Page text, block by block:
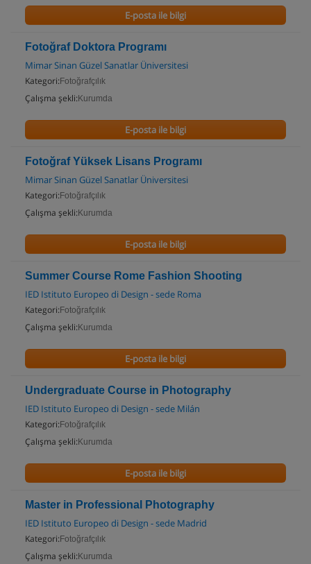
E-posta ile bilgi
Fotoğraf Doktora Programı
Mimar Sinan Güzel Sanatlar Üniversitesi
Kategori: Fotoğrafçılık
Çalışma şekli: Kurumda
E-posta ile bilgi
Fotoğraf Yüksek Lisans Programı
Mimar Sinan Güzel Sanatlar Üniversitesi
Kategori: Fotoğrafçılık
Çalışma şekli: Kurumda
E-posta ile bilgi
Summer Course Rome Fashion Shooting
IED Istituto Europeo di Design - sede Roma
Kategori: Fotoğrafçılık
Çalışma şekli: Kurumda
E-posta ile bilgi
Undergraduate Course in Photography
IED Istituto Europeo di Design - sede Milán
Kategori: Fotoğrafçılık
Çalışma şekli: Kurumda
E-posta ile bilgi
Master in Professional Photography
IED Istituto Europeo di Design - sede Madrid
Kategori: Fotoğrafçılık
Çalışma şekli: Kurumda